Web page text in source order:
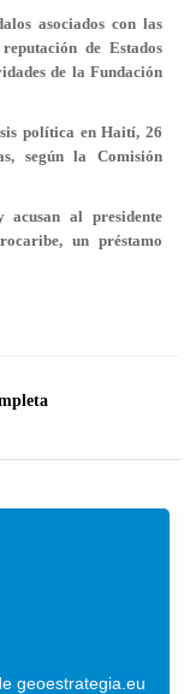
asociados con las
de Estados
de la Fundación
política en Haití, 26
según la Comisión
al presidente
un préstamo
geoestrategia.eu